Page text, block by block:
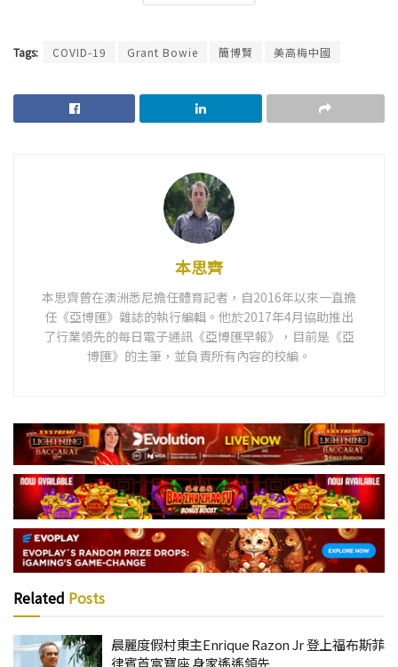
Tags: COVID-19 Grant Bowie 簡博賢 美高梅中國
本思齊
本思齊曾在澳洲悉尼擔任體育記者，自2016年以來一直擔
任《亞博匯》雜誌的執行編輯。他於2017年4月協助推出
了行業領先的每日電子通訊《亞博匯早報》，目前是《亞
博匯》的主筆，並負責所有內容的校編。
Related Posts
晨麗度假村東主Enrique Razon Jr 登上福布斯菲
律賓首富寶座 身家遙遙領先